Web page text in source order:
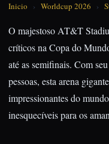
Inicio › Worldcup 2026 ›
O majestoso AT&T
críticos na Copa do
até as semifinais. Com
pessoas, esta arena
impressionantes do
inesquecíveis para os